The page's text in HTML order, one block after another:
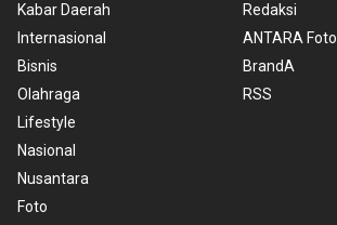
Kabar Daerah
Internasional
Bisnis
Olahraga
Lifestyle
Nasional
Nusantara
Foto
Redaksi
ANTARA Foto
BrandA
RSS